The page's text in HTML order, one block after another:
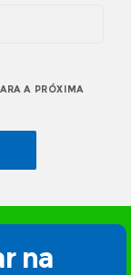
A PRÓXIMA
na